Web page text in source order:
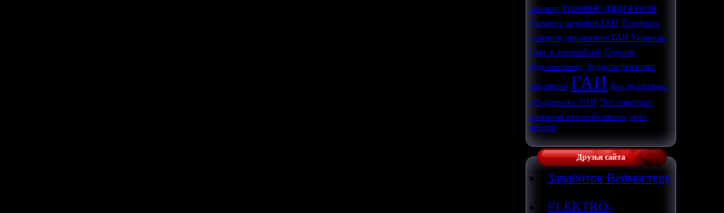
тюнинг тюнинг двигателя
Размеры штрафов ГАИ Телефоны
доверия управления ГАИ Украины
Секс в автомобиле Строим
аудиосистему Аудиоподготовка
гаишники ГАИ Как правильно
объщаться с ГАИ Что означают
названия автомобильных авто
краски
Друзья сайта
Заработок Вебмастеру
ELEKTRO-